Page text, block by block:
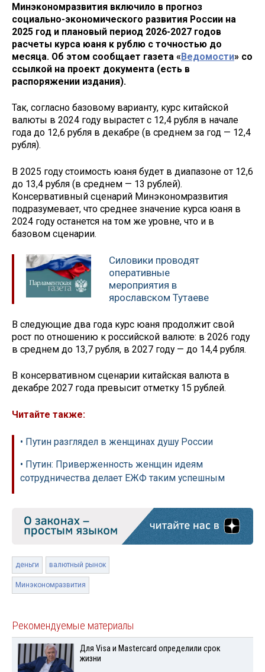
Минэкономразвития включило в прогноз
социально-экономического развития России на
2025 год и плановый период 2026-2027 годов
расчеты курса юаня к рублю с точностью до
месяца. Об этом сообщает газета «Ведомости» со
ссылкой на проект документа (есть в
распоряжении издания).
Так, согласно базовому варианту, курс китайской
валюты в 2024 году вырастет с 12,4 рубля в начале
года до 12,6 рубля в декабре (в среднем за год — 12,4
рубля).
В 2025 году стоимость юаня будет в диапазоне от 12,6
до 13,4 рубля (в среднем — 13 рублей).
Консервативный сценарий Минэкономразвития
подразумевает, что среднее значение курса юаня в
2024 году останется на том же уровне, что и в
базовом сценарии.
Силовики проводят
оперативные
мероприятия в
ярославском Тутаеве
В следующие два года курс юаня продолжит свой
рост по отношению к российской валюте: в 2026 году
в среднем до 13,7 рубля, в 2027 году — до 14,4 рубля.
В консервативном сценарии китайская валюта в
декабре 2027 года превысит отметку 15 рублей.
Читайте также:
• Путин разглядел в женщинах душу России
• Путин: Приверженность женщин идеям
сотрудничества делает ЕЖФ таким успешным
деньги валютный рынок
Минэкономразвития
Рекомендуемые материалы
Для Visа и Mastercard определили срок
жизни